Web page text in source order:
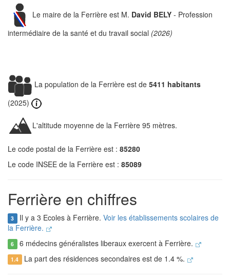
Le maire de la Ferrière est M. David BELY - Profession
intermédiaire de la santé et du travail social (2026)
La population de la Ferrière est de 5411 habitants
(2025)
L'altitude moyenne de la Ferrière 95 mètres.
Le code postal de la Ferrière est : 85280
Le code INSEE de la Ferrière est : 85089
Ferrière en chiffres
3 Il y a 3 Ecoles à Ferrière. Voir les établissements scolaires de
la Ferrière.
6 6 médecins généralistes liberaux exercent à Ferrière.
1.4 La part des résidences secondaires est de 1.4 %.